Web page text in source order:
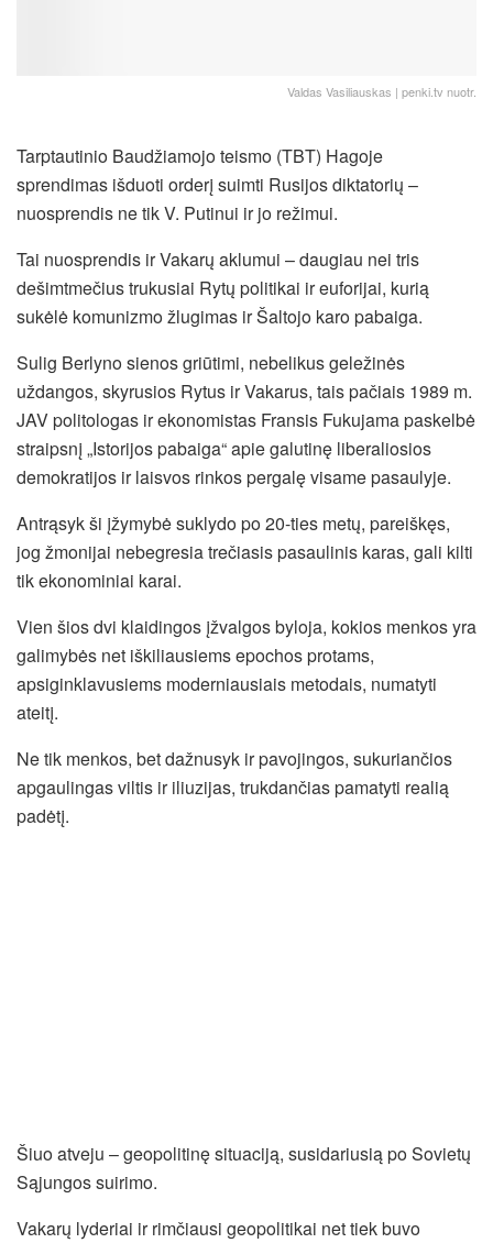
Valdas Vasiliauskas | penki.tv nuotr.
Tarptautinio Baudžiamojo teismo (TBT) Hagoje
sprendimas išduoti orderį suimti Rusijos diktatorių –
nuosprendis ne tik V. Putinui ir jo režimui.
Tai nuosprendis ir Vakarų aklumui – daugiau nei tris
dešimtmečius trukusiai Rytų politikai ir euforijai, kurią
sukėlė komunizmo žlugimas ir Šaltojo karo pabaiga.
Sulig Berlyno sienos griūtimi, nebelikus geležinės
uždangos, skyrusios Rytus ir Vakarus, tais pačiais 1989 m.
JAV politologas ir ekonomistas Fransis Fukujama paskelbė
straipsnį „Istorijos pabaiga“ apie galutinę liberaliosios
demokratijos ir laisvos rinkos pergalę visame pasaulyje.
Antrąsyk ši įžymybė suklydo po 20-ties metų, pareiškęs,
jog žmonijai nebegresia trečiasis pasaulinis karas, gali kilti
tik ekonominiai karai.
Vien šios dvi klaidingos įžvalgos byloja, kokios menkos yra
galimybės net iškiliausiems epochos protams,
apsiginklavusiems moderniausiais metodais, numatyti
ateitį.
Ne tik menkos, bet dažnusyk ir pavojingos, sukuriančios
apgaulingas viltis ir iliuzijas, trukdančias pamatyti realią
padėtį.
Šiuo atveju – geopolitinę situaciją, susidariusią po Sovietų
Sąjungos suirimo.
Vakarų lyderiai ir rimčiausi geopolitikai net tiek buvo